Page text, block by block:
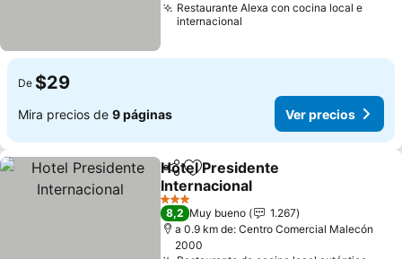
Restaurante Alexa con cocina local e
internacional
De $29
Mira precios de 9 páginas Ver precios
CompartirAgregar a favoritos
Hotel Presidente
Internacional
Ver precios
3 Estrellas
8,2 Muy bueno
1.267
a 0.9 km de: Centro Comercial Malecón
2000